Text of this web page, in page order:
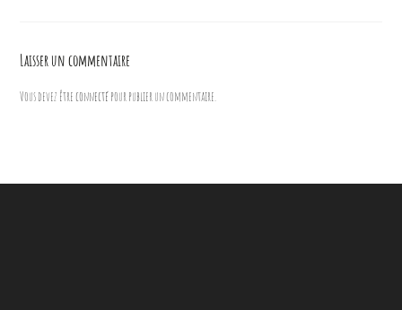
Laisser un commentaire
Vous devez êtreconnectépour publier un commentaire.